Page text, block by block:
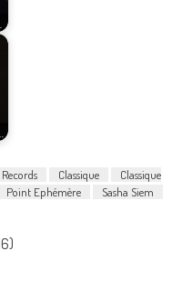
Classique
Classique
Point Ephémère Sasha Siem